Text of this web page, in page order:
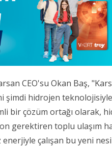
CEO'su Okan Baş,
hidrojen
bir çözüm ortağı olarak,
gerektiren toplu ulaşım
çalışan bu yeni